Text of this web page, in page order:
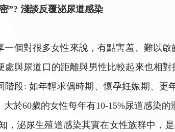
”? 淺談反覆泌尿道感染
一個對很多女性來說，有點害羞、難以
處與尿道口的距離與男性比較起來也相
階段: 如年輕求偶時期、懷孕妊娠期、
大於60歲的女性每年有10-15%尿道感染
，泌尿生殖道感染其實在女性族群中，